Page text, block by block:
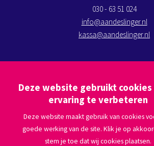
Deze website gebruikt cookies
ervaring te verbeteren
Deze website maakt gebruik van cookies
goede werking van de site. Klik je op
stem je toe dat wij cookies plaatsen.
030 - 63 51 024
info@aandeslinger.nl
kassa@aandeslinger.nl
Plan een route via Google
Volg ons